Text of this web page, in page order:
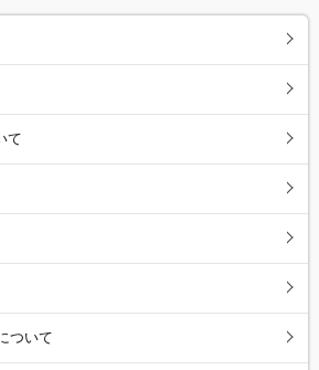
て
ついて